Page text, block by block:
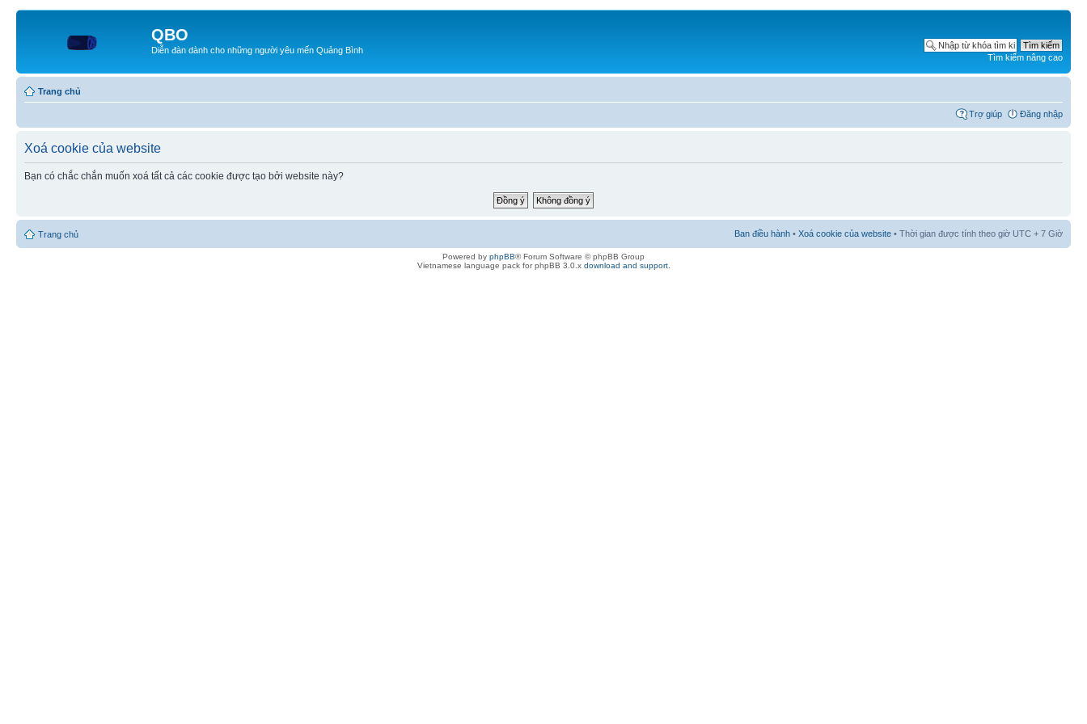
QBO
Diễn đàn dành cho những người yêu mến Quảng Bình
Tìm kiếm nâng cao
Trang chủ
Trợ giúp Đăng nhập
Xoá cookie của website
Bạn có chắc chắn muốn xoá tất cả các cookie được tạo bởi website này?
Trang chủ Ban điều hành • Xoá cookie của website • Thời gian được tính theo giờ UTC + 7 Giờ
Powered by phpBB® Forum Software © phpBB Group
Vietnamese language pack for phpBB 3.0.x download and support.